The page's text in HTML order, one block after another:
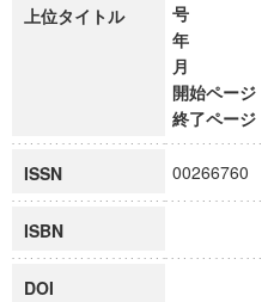
上位タイトル
号
年
月
開始ページ
終了ページ
ISSN 00266760
ISBN
DOI